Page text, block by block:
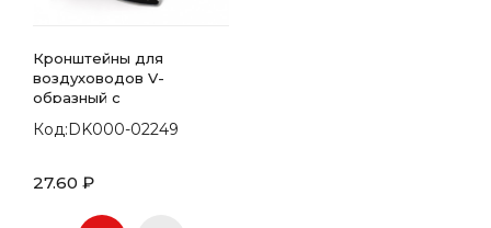
Кронштейны для
воздуховодов V-
образный с
Код:DK000-02249
27.60 ₽